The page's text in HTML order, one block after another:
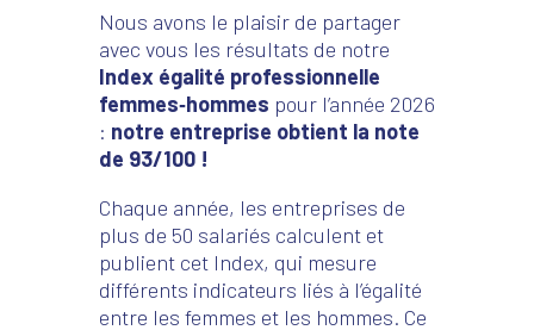
Nous avons le plaisir de partager
avec vous les résultats de notre
Index égalité professionnelle
femmes‑hommes pour l’année 2026
: notre entreprise obtient la note
de 93/100 !
Chaque année, les entreprises de
plus de 50 salariés calculent et
publient cet Index, qui mesure
différents indicateurs liés à l’égalité
entre les femmes et les hommes. Ce